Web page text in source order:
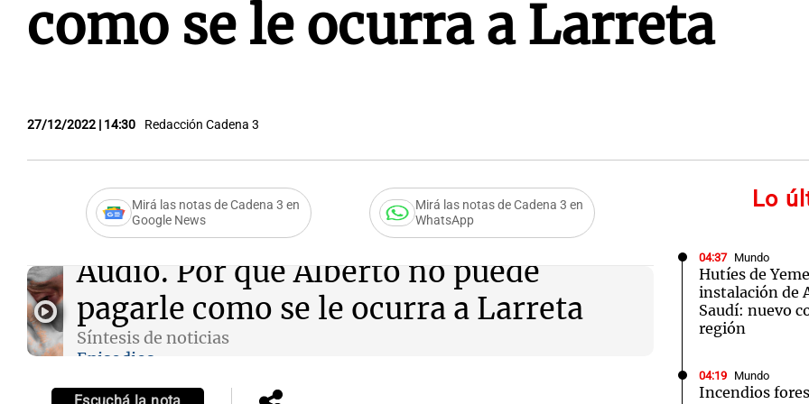
como se le ocurra a Larreta
27/12/2022 | 14:30 Redacción Cadena 3
Mirá las notas de Cadena 3 en
Google News
Mirá las notas de Cadena 3 en
WhatsApp
Audio. Por qué Alberto no puede
pagarle como se le ocurra a Larreta
Síntesis de noticias
Episodios
Lo
04:37 Mundo
Hutíes de
instalación de
Saudí: nuevo
región
04:19 Mundo
Incendios